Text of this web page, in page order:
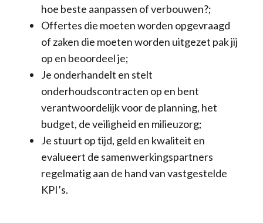
hoe beste aanpassen of verbouwen?;
Offertes die moeten worden opgevraagd
of zaken die moeten worden uitgezet pak jij
op en beoordeel je;
Je onderhandelt en stelt
onderhoudscontracten op en bent
verantwoordelijk voor de planning, het
budget, de veiligheid en milieuzorg;
Je stuurt op tijd, geld en kwaliteit en
evalueert de samenwerkingspartners
regelmatig aan de hand van vastgestelde
KPI’s.